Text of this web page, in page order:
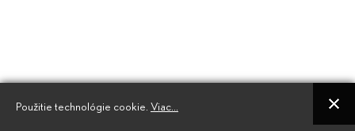
Použitie technológie cookie. Viac...